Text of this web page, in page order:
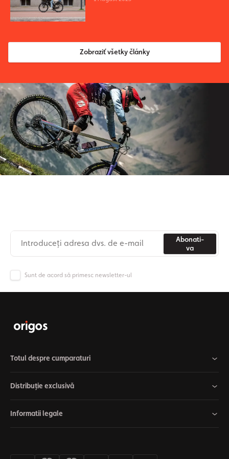
Zobraziť všetky články
Abonati-
va
Sunt de acord să primesc newsletter-ul
Totul despre cumparaturi
Distribuție exclusivă
Informatii legale